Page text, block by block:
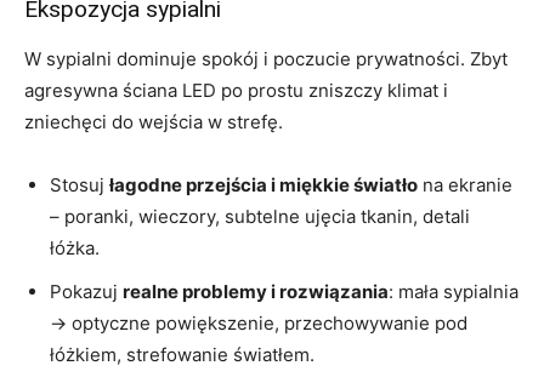
Ekspozycja sypialni
W sypialni dominuje spokój i poczucie prywatności. Zbyt
agresywna ściana LED po prostu zniszczy klimat i
zniechęci do wejścia w strefę.
Stosuj łagodne przejścia i miękkie światło na ekranie
– poranki, wieczory, subtelne ujęcia tkanin, detali
łóżka.
Pokazuj realne problemy i rozwiązania: mała sypialnia
→ optyczne powiększenie, przechowywanie pod
łóżkiem, strefowanie światłem.